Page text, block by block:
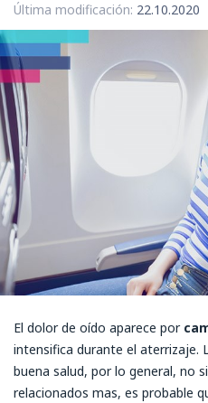
Última modificación: 22.10.2020
El dolor de oído aparece por
intensifica durante el aterrizaje.
buena salud, por lo general, no
relacionados mas, es probable